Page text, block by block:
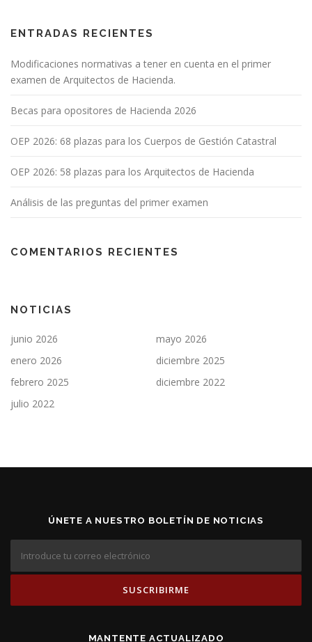
n
e
n
r
d
a
ENTRADAS RECIENTES
Modificaciones normativas a tener en cuenta en el primer
examen de Arquitectos de Hacienda.
Becas para opositores de Hacienda 2026
OEP 2026: 68 plazas para los Cuerpos de Gestión Catastral
OEP 2026: 58 plazas para los Arquitectos de Hacienda
Análisis de las preguntas del primer examen
COMENTARIOS RECIENTES
NOTICIAS
junio 2026
mayo 2026
enero 2026
diciembre 2025
febrero 2025
diciembre 2022
julio 2022
ÚNETE A NUESTRO BOLETÍN DE NOTICIAS
MANTENTE ACTUALIZADO